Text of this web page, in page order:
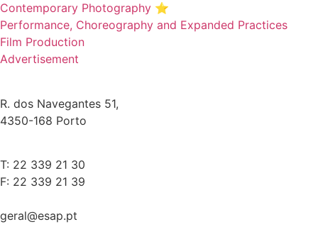
Contemporary Photography ⭐
Performance, Choreography and Expanded Practices
Film Production
Advertisement
R. dos Navegantes 51,
4350-168 Porto
T: 22 339 21 30
F: 22 339 21 39
geral@esap.pt